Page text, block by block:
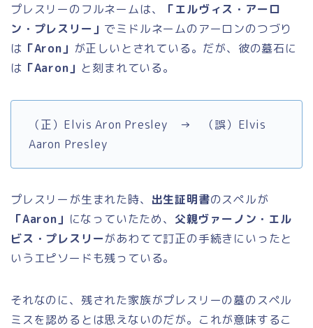
プレスリーのフルネームは、
「エルヴィス・アーロ
ン・プレスリー」 でミドルネームのアーロンのつづり
は 「Aron」 が正しいとされている。だが、彼の墓石に
は 「Aaron」 と刻まれている。
（正）Elvis Aron Presley → （誤）Elvis
Aaron Presley
プレスリーが生まれた時、 出生証明書のスペルが
「Aaron」 になっていたため、 父親ヴァーノン・エル
ビス・プレスリーがあわてて訂正の手続きにいったと
いうエピソードも残っている。
それなのに、残された家族がプレスリーの墓のスペル
ミスを認めるとは思えないのだが。これが意味するこ